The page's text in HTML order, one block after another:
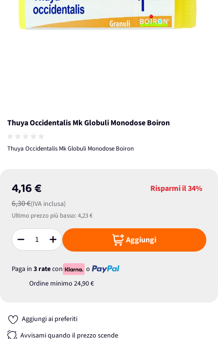
Thuya Occidentalis Mk Globuli Monodose Boiron
Thuya Occidentalis Mk Globuli Monodose Boiron
4,16 €
6,30 €(IVA inclusa)
Risparmi il34%
Ultimo prezzo più basso:4,23 €
Quantità Aggiungi
Paga in 3 ratecon
o
Ordine minimo 24,90 €
Aggiungi ai preferiti
Avvisami quando il prezzo scende